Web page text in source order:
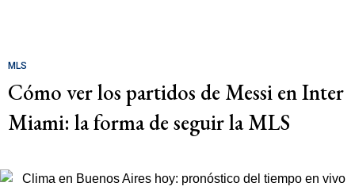
MLS
Cómo ver los partidos de Messi en Inter
Miami: la forma de seguir la MLS